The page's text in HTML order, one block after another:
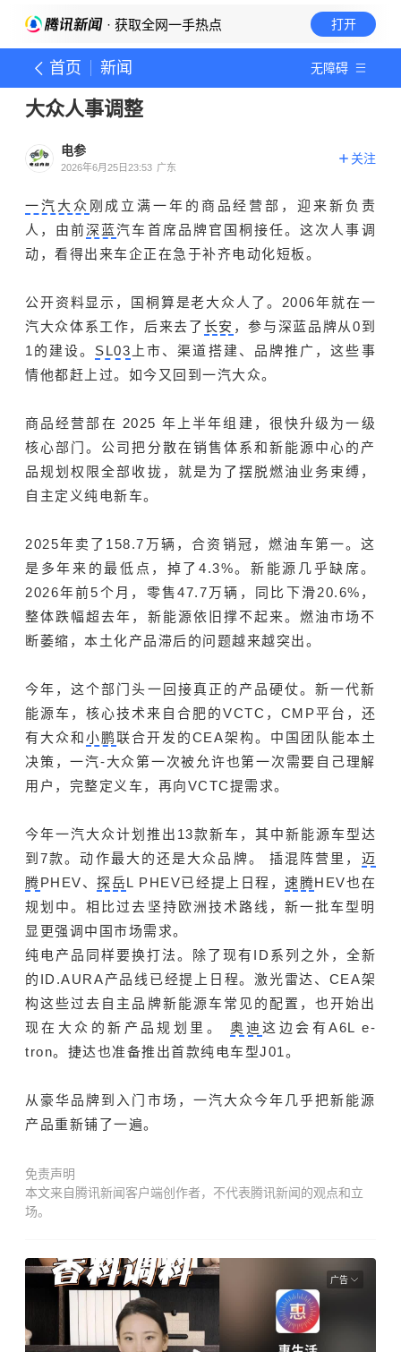
· 获取全网一手热点 打开
首页 新闻 无障碍
大众人事调整
电参
2026年6月25日23:53 广东
关注
一汽大众 刚成立满一年的商品经营部，迎来新负责
人，由前深蓝汽车首席品牌官国桐接任。这次人事调
动，看得出来车企正在急于补齐电动化短板。
公开资料显示，国桐算是老大众人了。2006年就在一
汽大众体系工作，后来去了 长安 ，参与深蓝品牌从0到
1的建设。 SL03 上市、渠道搭建、品牌推广，这些事
情他都赶上过。如今又回到一汽大众。
商品经营部在 2025 年上半年组建，很快升级为一级
核心部门。公司把分散在销售体系和新能源中心的产
品规划权限全部收拢，就是为了摆脱燃油业务束缚，
自主定义纯电新车。
2025年卖了158.7万辆，合资销冠，燃油车第一。这
是多年来的最低点，掉了4.3%。新能源几乎缺席。
2026年前5个月，零售47.7万辆，同比下滑20.6%，
整体跌幅超去年，新能源依旧撑不起来。燃油市场不
断萎缩，本土化产品滞后的问题越来越突出。
今年，这个部门头一回接真正的产品硬仗。新一代新
能源车，核心技术来自合肥的VCTC，CMP平台，还
有大众和小鹏联合开发的CEA架构。中国团队能本土
决策，一汽-大众第一次被允许也第一次需要自己理解
用户，完整定义车，再向VCTC提需求。
今年一汽大众计划推出13款新车，其中新能源车型达
到7款。动作最大的还是大众品牌。 插混阵营里， 迈
腾PHEV、探岳L PHEV已经提上日程，速腾HEV也在
规划中。相比过去坚持欧洲技术路线，新一批车型明
显更强调中国市场需求。
纯电产品同样要换打法。除了现有ID系列之外，全新
的ID.AURA产品线已经提上日程。激光雷达、CEA架
构这些过去自主品牌新能源车常见的配置，也开始出
现在大众的新产品规划里。 奥迪这边会有A6L e-
tron。捷达也准备推出首款纯电车型J01。
从豪华品牌到入门市场，一汽大众今年几乎把新能源
产品重新铺了一遍。
免责声明
本文来自腾讯新闻客户端创作者，不代表腾讯新闻的观点和立
场。
广告